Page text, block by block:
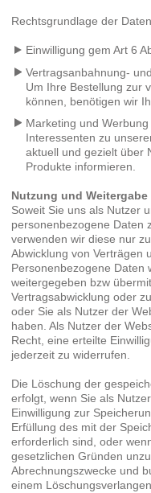
Rechtsgrundlage der
Einwilligung gem Art 6
Vertragsanbahnung-
Um Ihre Bestellung zur
können, benötigen wir
Marketing und
Interessenten zu
aktuell und gezielt über
Produkte informieren.
Nutzung und
Soweit Sie uns als Nutzer
personenbezogene Daten
verwenden wir diese nur
Abwicklung von Verträgen
Personenbezogene Daten
weitergegeben bzw
Vertragsabwicklung oder
oder Sie als Nutzer der
haben. Als Nutzer der
Recht, eine erteilte
jederzeit zu widerrufen.
Die Löschung der
erfolgt, wenn Sie als
Einwilligung zur
Erfüllung des mit der
erforderlich sind, oder
gesetzlichen Gründen
Abrechnungszwecke und
einem